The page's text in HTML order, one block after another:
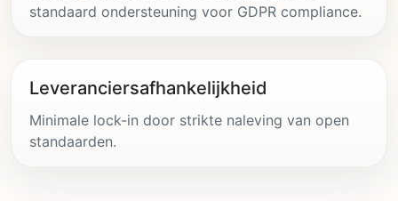
standaard ondersteuning voor GDPR compliance.
Leveranciersafhankelijkheid
Minimale lock-in door strikte naleving van open
standaarden.